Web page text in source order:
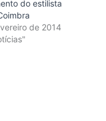
do estilista
de 2014